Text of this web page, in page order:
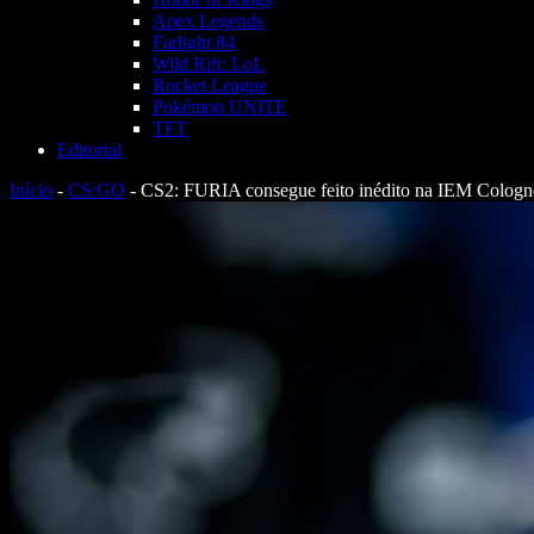
Apex Legends
Farlight 84
Wild Rift: LoL
Rocket League
Pokémon UNITE
TFT
Editorial
Início - CS:GO - CS2: FURIA consegue feito inédito na IEM